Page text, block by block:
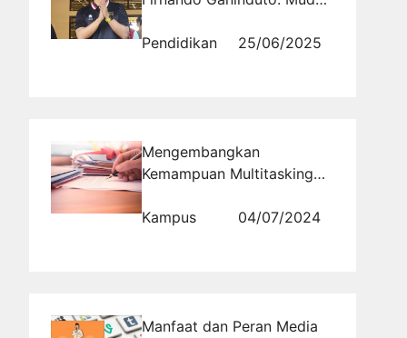
Menyerap Aspirasi
Pendidikan 25/06/2025
Mengembangkan
Kemampuan Multitasking
Kampus
04/07/2024
Manfaat dan Peran Media